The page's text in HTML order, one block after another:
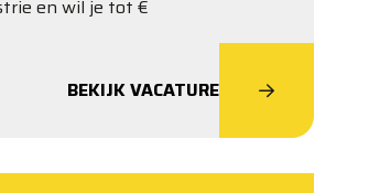
en wil je tot €
BEKIJK VACATURE